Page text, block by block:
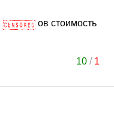
ов стоимость
10 / 1